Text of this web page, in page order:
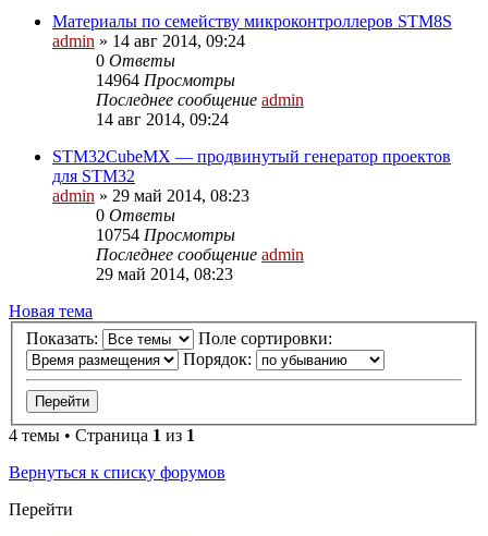
Материалы по семейству микроконтроллеров STM8S
admin » 14 авг 2014, 09:24
0 Ответы
14964 Просмотры
Последнее сообщение admin
14 авг 2014, 09:24
STM32CubeMX — продвинутый генератор проектов
для STM32
admin » 29 май 2014, 08:23
0 Ответы
10754 Просмотры
Последнее сообщение admin
29 май 2014, 08:23
Новая тема
Показать:
Поле сортировки:
Порядок:
4 темы • Страница 1 из 1
Вернуться к списку форумов
Перейти